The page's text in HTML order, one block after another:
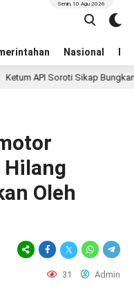
Nasional
Senin, 10 Agu 2026
Soroti Sikap Bungkam
Hilang
Oleh
31 Admin